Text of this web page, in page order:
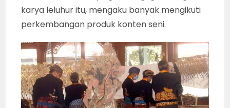
karya leluhur itu, mengaku banyak mengikuti
perkembangan produk konten seni.